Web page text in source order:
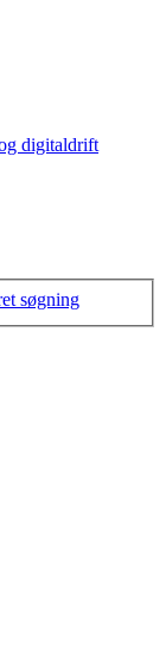
digitaldrift
søgning